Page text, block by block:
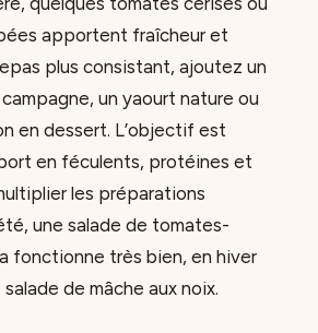
apportent fraîcheur et
plus consistant, ajoutez un
un yaourt nature ou
en dessert. L’objectif est
en féculents, protéines et
les préparations
une salade de tomates-
fonctionne très bien, en hiver
de mâche aux noix.